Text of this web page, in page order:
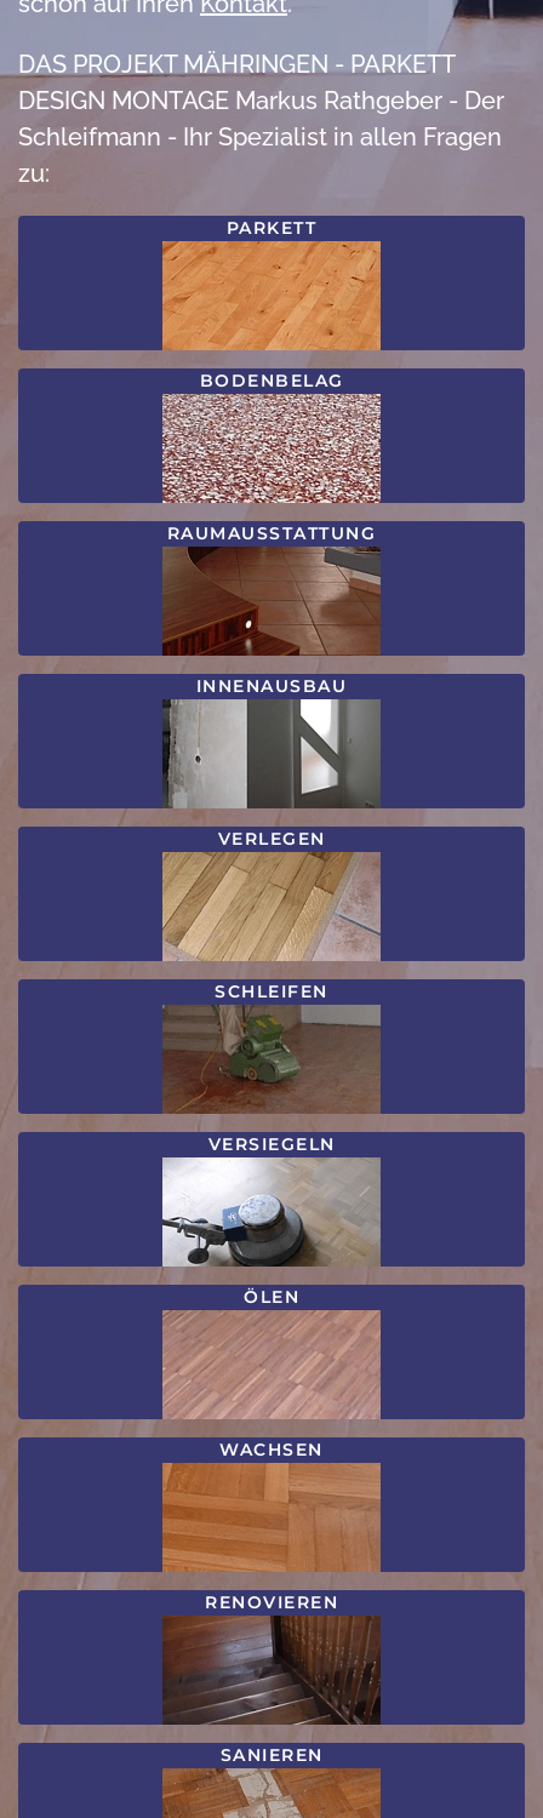
DAS PROJEKT MÄHRINGEN - PARKETT
DESIGN MONTAGE Markus Rathgeber - Der
Schleifmann - Ihr Spezialist in allen Fragen
zu:
PARKETT
BODENBELAG
RAUMAUSSTATTUNG
INNENAUSBAU
VERLEGEN
SCHLEIFEN
VERSIEGELN
ÖLEN
WACHSEN
RENOVIEREN
SANIEREN